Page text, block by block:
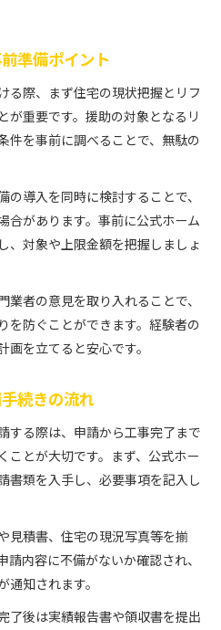
準備ポイント
る際、まず住宅の現状把握とリフ
が重要です。援助の対象となるリ
件を事前に調べることで、無駄の
導入を同時に検討することで、
合があります。事前に公式ホーム
、対象や上限金額を把握しましょ
業者の意見を取り入れることで、
を防ぐことができます。経験者の
画を立てると安心です。
続きの流れ
する際は、申請から工事完了まで
ことが大切です。まず、公式ホー
書類を入手し、必要事項を記入し
見積書、住宅の現況写真等を揃
請内容に不備がないか確認され、
通知されます。
了後は実績報告書や領収書を提出